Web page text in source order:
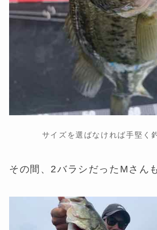
サイズを選ばなければ手堅く
その間、2バラシだったMさんも